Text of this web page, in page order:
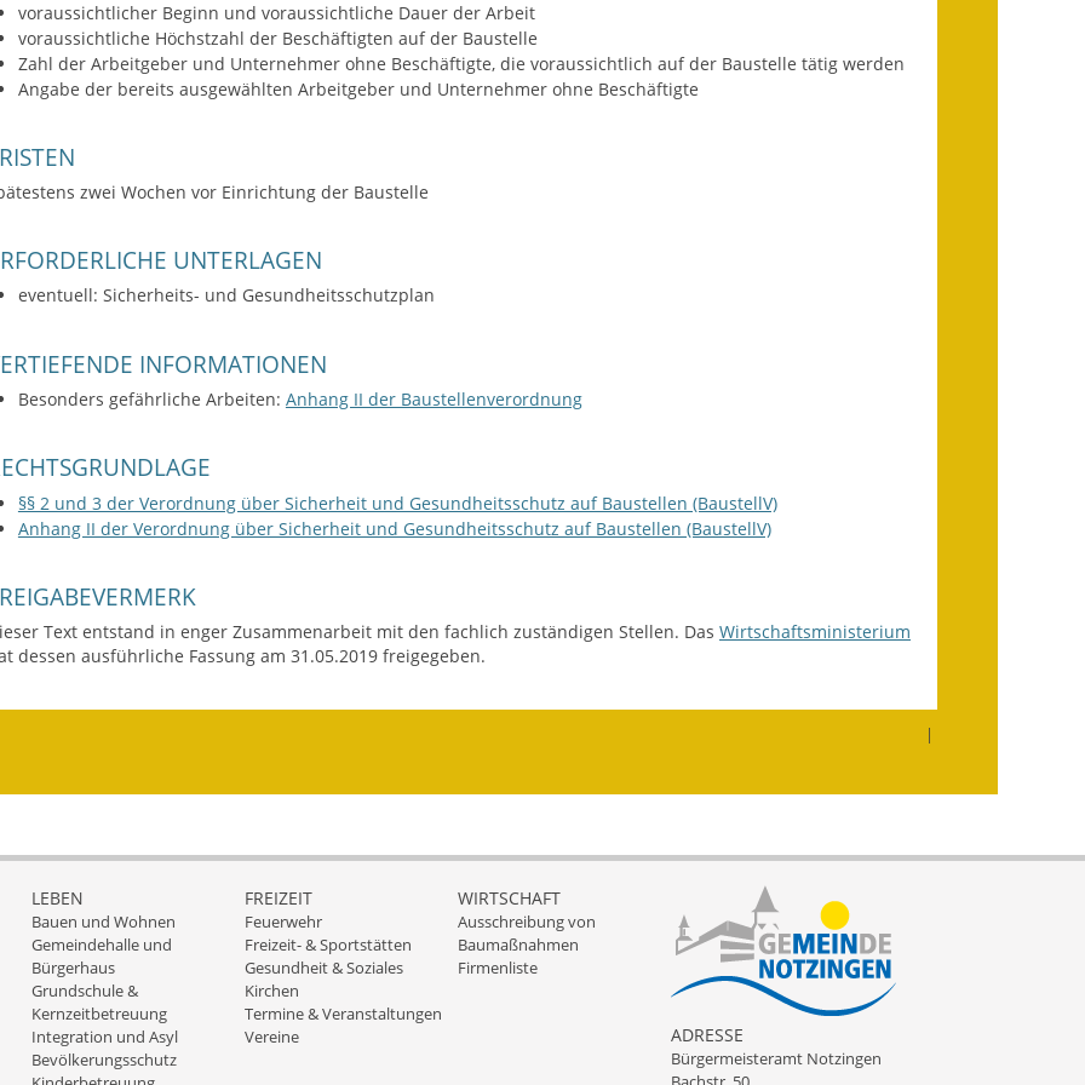
Gemeinderat
Eröffnungsbilanz
Heiraten in Notzingen
Mitarbeiter
Notruftafel
Ortsrecht
voraussichtlicher Beginn und voraussichtliche Dauer der Arbeit
voraussichtliche Höchstzahl der Beschäftigten auf der Baustelle
Zahl der Arbeitgeber und Unternehmer ohne Beschäftigte, die voraussichtlich auf der Baustelle tätig werden
Angabe der bereits ausgewählten Arbeitgeber und Unternehmer ohne Beschäftigte
zwei Wochen vor Einrichtung der Baustelle
UNTERLAGEN
eventuell: Sicherheits- und Gesundheitsschutzplan
INFORMATIONEN
Besonders gefährliche Arbeiten: Anhang II der Baustellenverordnung
§§ 2 und 3 der Verordnung über Sicherheit und Gesundheitsschutz auf Baustellen (BaustellV)
Anhang II der Verordnung über Sicherheit und Gesundheitsschutz auf Baustellen (BaustellV)
Text entstand in enger Zusammenarbeit mit den fachlich zuständigen Stellen. Das Wirtschaftsministerium
dessen ausführliche Fassung am 31.05.2019 freigegeben.
|
LEBEN
Bauen und Wohnen
Gemeindehalle und
Bürgerhaus
Grundschule &
Kernzeitbetreuung
Integration und Asyl
Bevölkerungsschutz
FREIZEIT
Feuerwehr
Freizeit- & Sportstätten
Gesundheit & Soziales
Kirchen
Termine & Veranstaltungen
Vereine
WIRTSCHAFT
Ausschreibung von
Baumaßnahmen
Firmenliste
ADRESSE
Bürgermeisteramt Notzingen